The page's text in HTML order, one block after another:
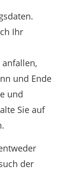
Ihr
und Ende
und
Sie auf
der